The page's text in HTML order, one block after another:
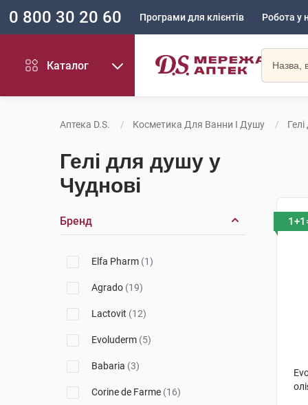
0 800 30 20 60 Програми для клієнтів Робота у
Каталог
Аптека D.S. Косметика Для Ванни І Душу
Гелі для душу у
Чуднові
Бренд
Elfa Pharm (1)
Agrado (19)
Lactovit (12)
Evoluderm (5)
Babaria (3)
Corine de Farme (16)